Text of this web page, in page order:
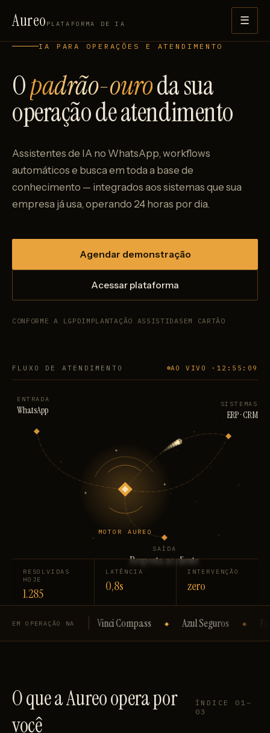
Aureo PLATAFORMA DE IA ☰
IA PARA OPERAÇÕES E ATENDIMENTO
Opadrão-ouroda sua
operação de atendimento
Assistentes de IA no WhatsApp, workflows
automáticos e busca em toda a base de
conhecimento — integrados aos sistemas que sua
empresa já usa, operando 24 horas por dia.
Agendar demonstração
Acessar plataforma
CONFORME A LGPDIMPLANTAÇÃO ASSISTIDASEM CARTÃO
FLUXO DE ATENDIMENTO AO VIVO · 12:55:10
ENTRADA
WhatsApp
SISTEMAS
ERP · CRM
MOTOR AUREO
SAÍDA
Resposta ao cliente
RESOLVIDAS
HOJE
1.285
LATÊNCIA
0,8s
INTERVENÇÃO
zero
EM OPERAÇÃO NA
Vinci Compass Azul Seguros ◆ Fairfax ◆ Live
O que a Aureo opera por
você
ÍNDICE 01–
03